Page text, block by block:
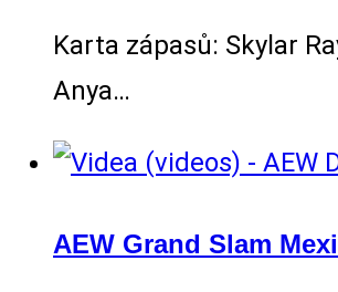
Karta zápasů: Skylar
Anya…
AEW Grand Slam